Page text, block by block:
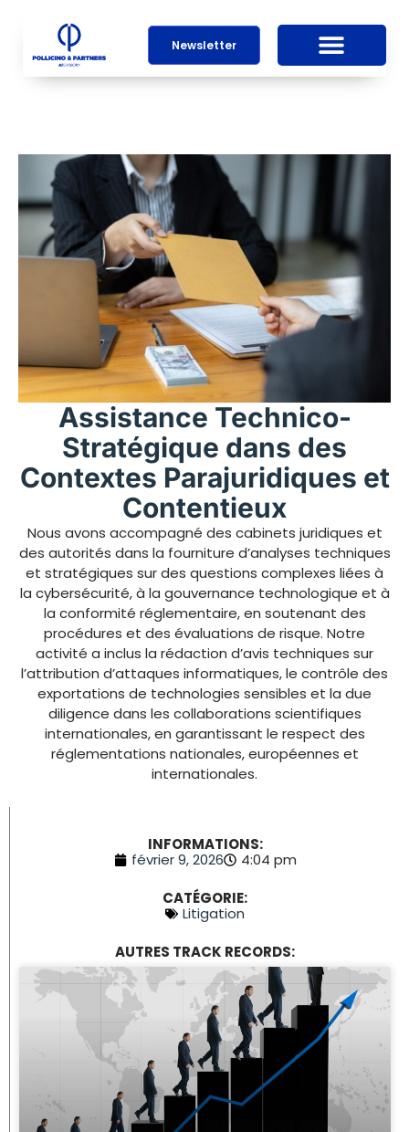
Newsletter
Assistance Technico-
Stratégique dans des
Contextes Parajuridiques et
Contentieux
Nous avons accompagné des cabinets juridiques et
des autorités dans la fourniture d’analyses techniques
et stratégiques sur des questions complexes liées à
la cybersécurité, à la gouvernance technologique et à
la conformité réglementaire, en soutenant des
procédures et des évaluations de risque. Notre
activité a inclus la rédaction d’avis techniques sur
l’attribution d’attaques informatiques, le contrôle des
exportations de technologies sensibles et la due
diligence dans les collaborations scientifiques
internationales, en garantissant le respect des
réglementations nationales, européennes et
internationales.
INFORMATIONS:
février 9, 2026
4:04 pm
CATÉGORIE:
Litigation
AUTRES TRACK RECORDS: